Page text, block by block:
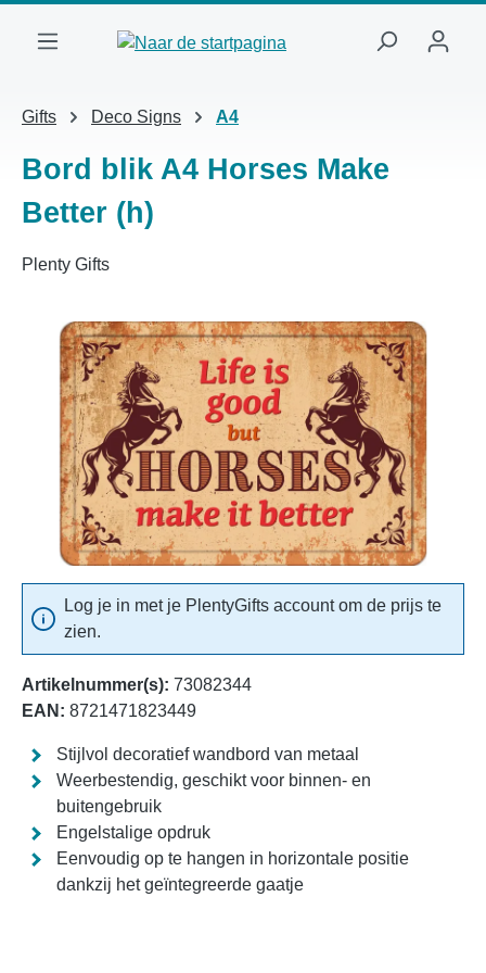
Gifts Deco Signs A4
Bord blik A4 Horses Make
Better (h)
Plenty Gifts
Log je in met je PlentyGifts account om de prijs te
zien.
Artikelnummer(s): 73082344
EAN: 8721471823449
Stijlvol decoratief wandbord van metaal
Weerbestendig, geschikt voor binnen- en
buitengebruik
Engelstalige opdruk
Eenvoudig op te hangen in horizontale positie
dankzij het geïntegreerde gaatje